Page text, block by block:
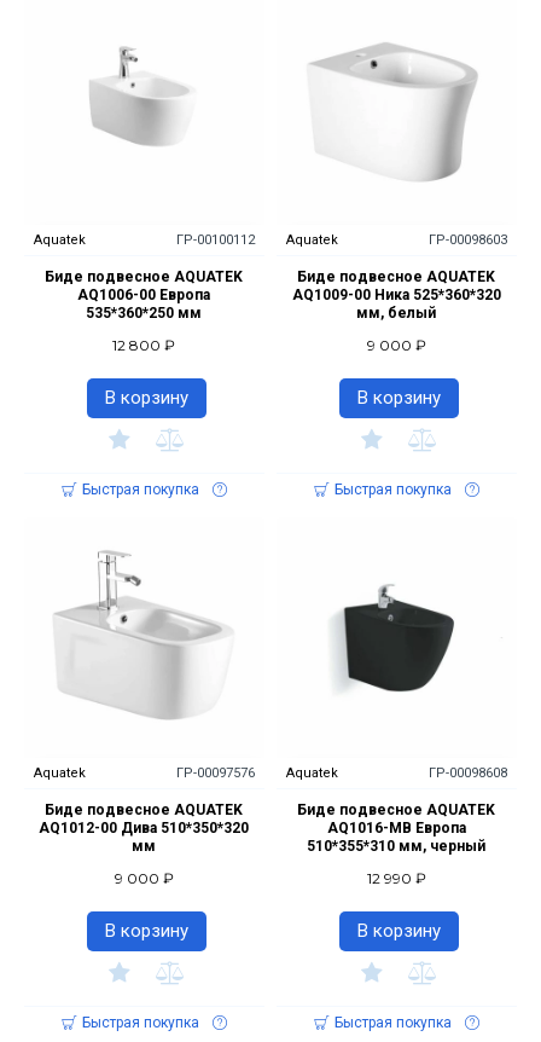
Aquatek ГР-00100112
Биде подвесное AQUATEK
AQ1006-00 Европа
535*360*250 мм
12 800 ₽
В корзину
Быстрая покупка
Aquatek ГР-00098603
Биде подвесное AQUATEK
AQ1009-00 Ника 525*360*320
мм, белый
9 000 ₽
В корзину
Быстрая покупка
Aquatek ГР-00097576
Биде подвесное AQUATEK
AQ1012-00 Дива 510*350*320
мм
9 000 ₽
В корзину
Быстрая покупка
Aquatek ГР-00098608
Биде подвесное AQUATEK
AQ1016-MB Европа
510*355*310 мм, черный
12 990 ₽
В корзину
Быстрая покупка